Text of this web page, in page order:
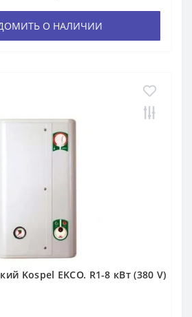
О НАЛИЧИИ
Kospel EKCO. R1-8 кВт (380 V)